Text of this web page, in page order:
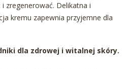
zregenerować. Delikatna i
kremu zapewnia przyjemne dla
dla zdrowej i witalnej skóry.